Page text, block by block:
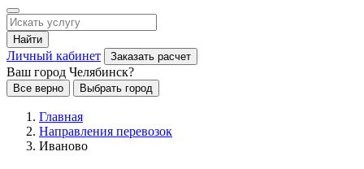
Найти
Личный кабинет Заказать расчет
Ваш город Челябинск?
Все верно Выбрать город
Главная
Направления перевозок
Иваново